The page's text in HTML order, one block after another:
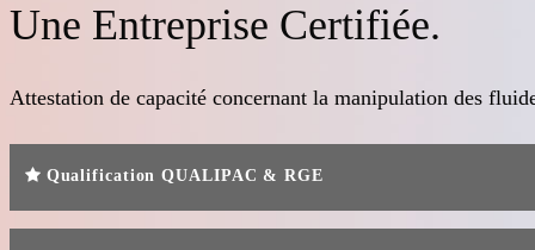
Qualification QUALIPAC & RGE
Attestation de capacité concernant la manipulation des
Une Entreprise Certifiée.